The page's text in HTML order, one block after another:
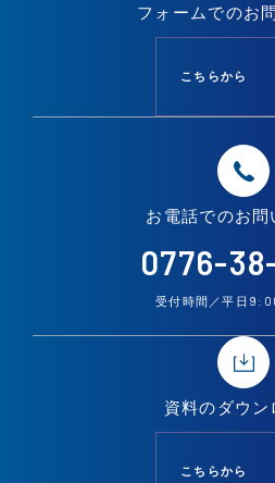
フォームでのお
こちらから
お電話でのお問
0776-
受付時間／平日
資料の ダウン
こちらから